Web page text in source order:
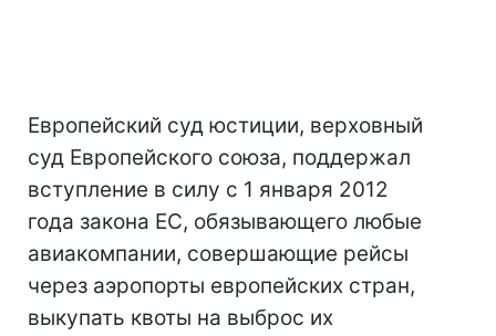
Европейский суд юстиции, верховный
суд Европейского союза, поддержал
вступление в силу с 1 января 2012
года закона ЕС, обязывающего любые
авиакомпании, совершающие рейсы
через аэропорты европейских стран,
выкупать квоты на выброс их